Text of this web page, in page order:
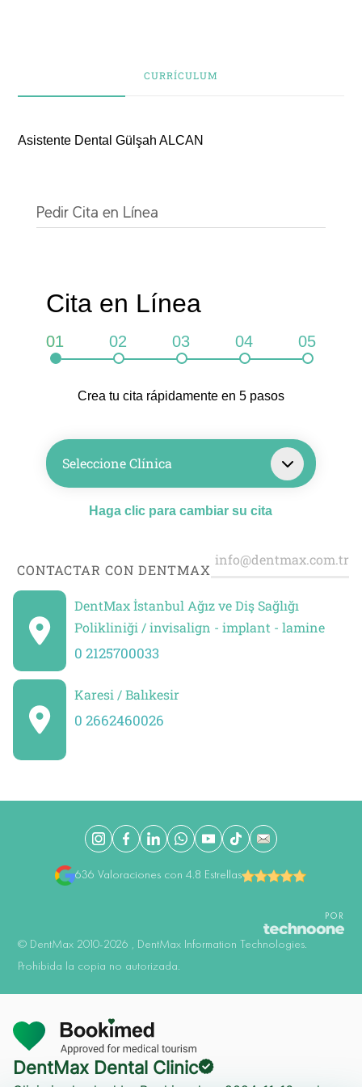
Continuar con
Facebook
Continuar con
Usuario
CURRÍCULUM
Asistente Dental Gülşah ALCAN
Pedir Cita en Línea
Cita en Línea
01 02 03 04 05
Crea tu cita rápidamente en 5 pasos
Seleccione Clínica
Haga clic para cambiar su cita
CONTACTAR CON DENTMAX
DentMax İstanbul Ağız ve Diş Sağlığı
Polikliniği / invisalign - implant - lamine
0 2125700033
Karesi / Balıkesir
0 2662460026
Consulta en Línea
636 Valoraciones con 4.8 Estrellas
©️ DentMax 2010-2026 , DentMax Information Technologies.
Prohibida la copia no autorizada.
POR
DentMax Dental Clinic